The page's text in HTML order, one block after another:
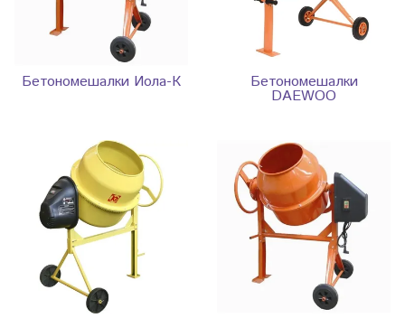
Бетономешалки Иола-К Бетономешалки
DAEWOO